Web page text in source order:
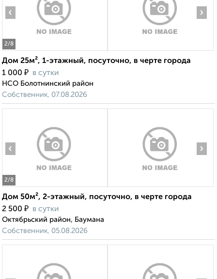
2/8
‹ ›
Дом 25м², 1-этажный, посуточно, в черте города
1 000 ₽ в сутки
НСО Болотнинский район
Собственник, 07.08.2026
2/8
‹ ›
Дом 50м², 2-этажный, посуточно, в черте города
2 500 ₽ в сутки
Октябрьский район, Баумана
Собственник, 05.08.2026